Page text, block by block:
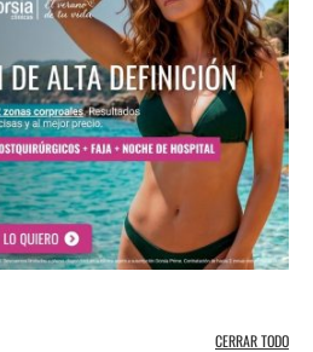
CERRAR TODO